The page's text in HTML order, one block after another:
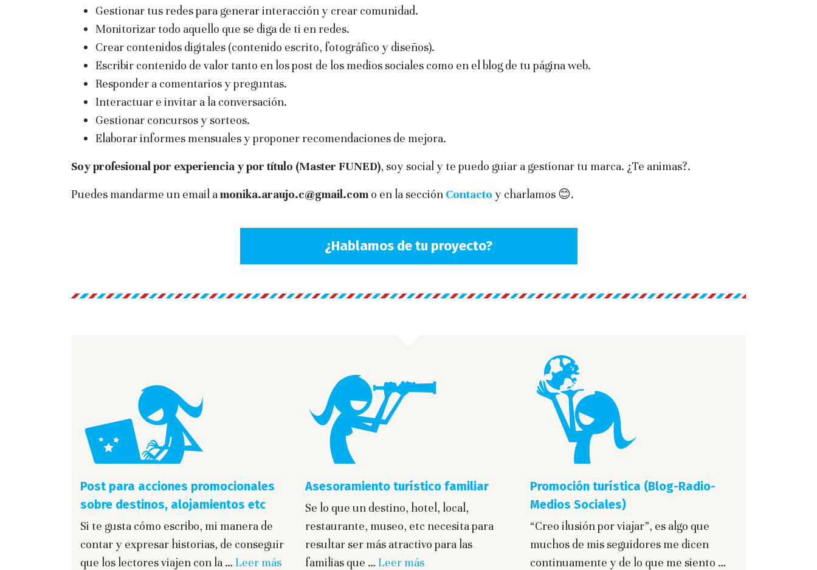
Gestionar tus redes para generar interacción y crear comunidad.
Monitorizar todo aquello que se diga de ti en redes.
Crear contenidos digitales (contenido escrito, fotográfico y diseños).
Escribir contenido de valor tanto en los post de los medios sociales como en el blog de tu página web.
Responder a comentarios y preguntas.
Interactuar e invitar a la conversación.
Gestionar concursos y sorteos.
Elaborar informes mensuales y proponer recomendaciones de mejora.
Soy profesional por experiencia y por título (Master FUNED), soy social y te puedo guiar a gestionar tu marca. ¿Te animas?.
Puedes mandarme un email a monika.araujo.c@gmail.com o en la sección Contacto y charlamos 😊.
¿Hablamos de tu proyecto?
Post para acciones promocionales
sobre destinos, alojamientos etc
Si te gusta cómo escribo, mi manera de
contar y expresar historias, de conseguir
que los lectores viajen con la … Leer más
Asesoramiento turístico familiar
Se lo que un destino, hotel, local,
restaurante, museo, etc necesita para
resultar ser más atractivo para las
familias que … Leer más
Promoción turística (Blog-Radio-
Medios Sociales)
“Creo ilusión por viajar”, es algo que
muchos de mis seguidores me dicen
continuamente y de lo que me siento …